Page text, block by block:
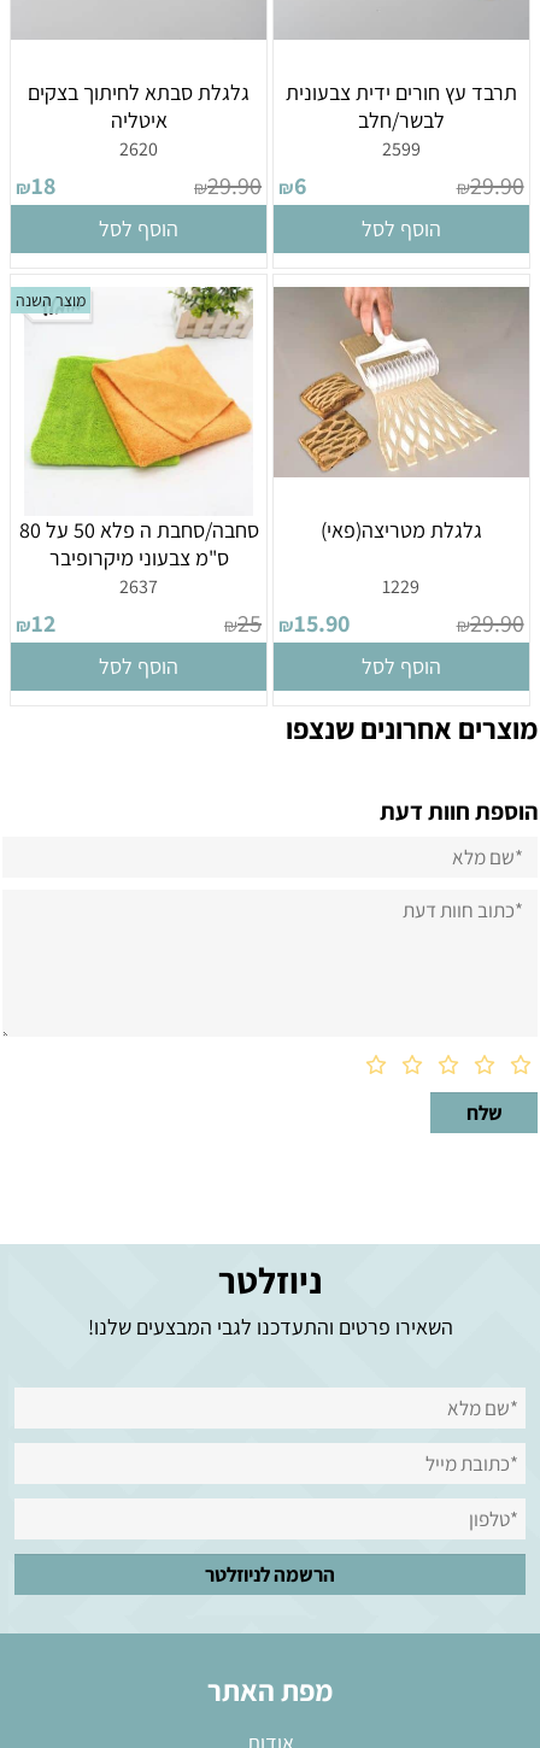
תרבד עץ חורים ידית צבעונית
לבשר/חלב
2599
₪29.90
₪6
הוסף לסל
גלגלת סבתא לחיתוך בצקים
איטליה
2620
₪29.90
₪18
הוסף לסל
גלגלת מטריצה(פאי)
1229
₪29.90
₪15.90
הוסף לסל
מוצר השנה
סחבה/סחבת ה פלא 50 על 80
ס"מ צבעוני מיקרופיבר
2637
₪25
₪12
הוסף לסל
מוצרים אחרונים שנצפו
הוספת חוות דעת
ניוזלטר
השאירו פרטים והתעדכנו לגבי המבצעים שלנו!
מפת האתר